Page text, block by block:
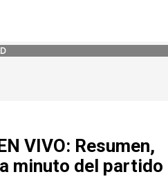
VIVO: Resumen,
minuto del partido